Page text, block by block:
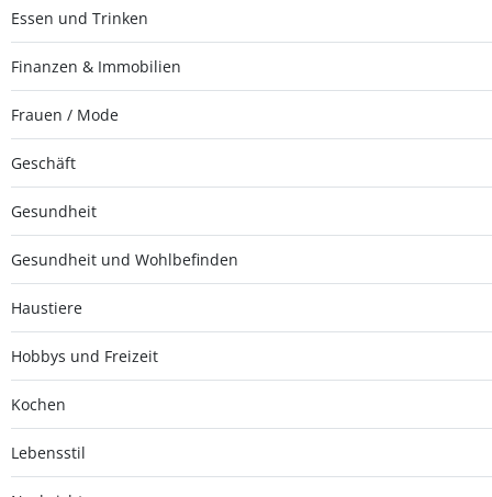
Essen und Trinken
Finanzen & Immobilien
Frauen / Mode
Geschäft
Gesundheit
Gesundheit und Wohlbefinden
Haustiere
Hobbys und Freizeit
Kochen
Lebensstil